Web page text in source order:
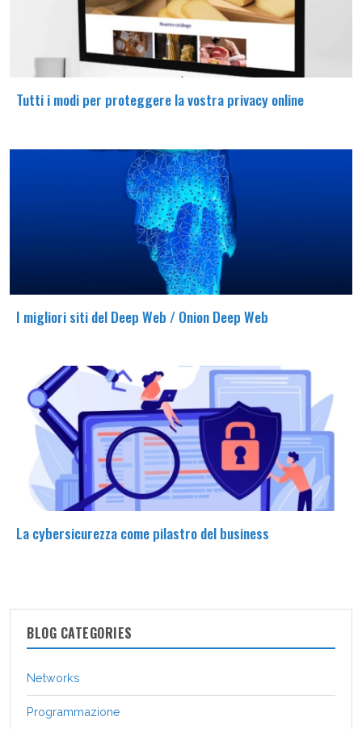
Tutti i modi per proteggere la vostra privacy online
I migliori siti del Deep Web / Onion Deep Web
La cybersicurezza come pilastro del business
BLOG CATEGORIES
Networks
Programmazione